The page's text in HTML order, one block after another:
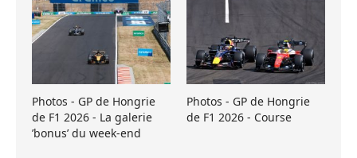
Photos - GP de Hongrie
de F1 2026 - La galerie
’bonus’ du week-end
Photos - GP de Hongrie
de F1 2026 - Course